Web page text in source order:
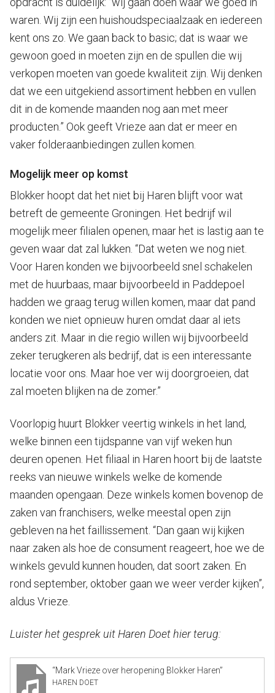
waren. Wij zijn een huishoudspeciaalzaak en iedereen
kent ons zo. We gaan back to basic; dat is waar we
gewoon goed in moeten zijn en de spullen die wij
verkopen moeten van goede kwaliteit zijn. Wij denken
dat we een uitgekiend assortiment hebben en vullen
dit in de komende maanden nog aan met meer
producten.” Ook geeft Vrieze aan dat er meer en
vaker folderaanbiedingen zullen komen.
Mogelijk meer op komst
Blokker hoopt dat het niet bij Haren blijft voor wat
betreft de gemeente Groningen. Het bedrijf wil
mogelijk meer filialen openen, maar het is lastig aan te
geven waar dat zal lukken. “Dat weten we nog niet.
Voor Haren konden we bijvoorbeeld snel schakelen
met de huurbaas, maar bijvoorbeeld in Paddepoel
hadden we graag terug willen komen, maar dat pand
konden we niet opnieuw huren omdat daar al iets
anders zit. Maar in die regio willen wij bijvoorbeeld
zeker terugkeren als bedrijf, dat is een interessante
locatie voor ons. Maar hoe ver wij doorgroeien, dat
zal moeten blijken na de zomer.”
Voorlopig huurt Blokker veertig winkels in het land,
welke binnen een tijdspanne van vijf weken hun
deuren openen. Het filiaal in Haren hoort bij de laatste
reeks van nieuwe winkels welke de komende
maanden opengaan. Deze winkels komen bovenop de
zaken van franchisers, welke meestal open zijn
gebleven na het faillissement. “Dan gaan wij kijken
naar zaken als hoe de consument reageert, hoe we de
winkels gevuld kunnen houden, dat soort zaken. En
rond september, oktober gaan we weer verder kijken”,
aldus Vrieze.
Luister het gesprek uit Haren Doet hier terug:
“Mark Vrieze over heropening Blokker Haren”
HAREN DOET